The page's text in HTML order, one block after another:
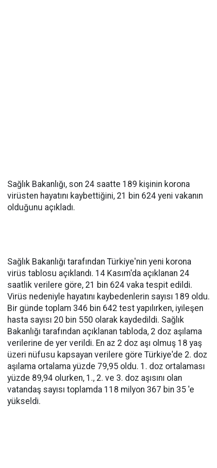
Sağlık Bakanlığı, son 24 saatte 189 kişinin korona
virüsten hayatını kaybettiğini, 21 bin 624 yeni vakanın
olduğunu açıkladı.
Sağlık Bakanlığı tarafından Türkiye'nin yeni korona
virüs tablosu açıklandı. 14 Kasım'da açıklanan 24
saatlik verilere göre, 21 bin 624 vaka tespit edildi.
Virüs nedeniyle hayatını kaybedenlerin sayısı 189 oldu.
Bir günde toplam 346 bin 642 test yapılırken, iyileşen
hasta sayısı 20 bin 550 olarak kaydedildi. Sağlık
Bakanlığı tarafından açıklanan tabloda, 2 doz aşılama
verilerine de yer verildi. En az 2 doz aşı olmuş 18 yaş
üzeri nüfusu kapsayan verilere göre Türkiye'de 2. doz
aşılama ortalama yüzde 79,95 oldu. 1. doz ortalaması
yüzde 89,94 olurken, 1., 2. ve 3. doz aşısını olan
vatandaş sayısı toplamda 118 milyon 367 bin 35 'e
yükseldi.